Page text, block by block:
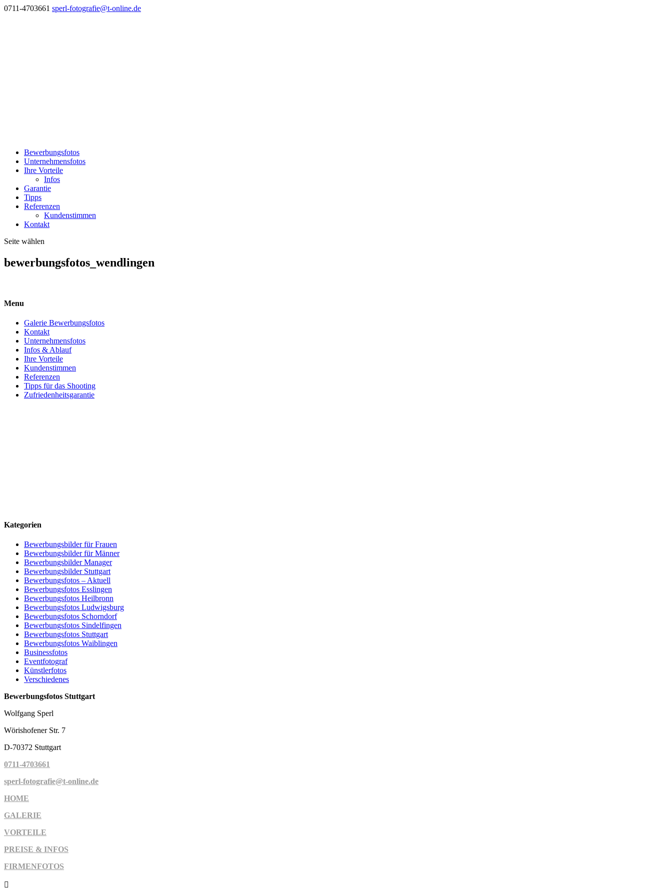
0711-4703661 sperl-fotografie@t-online.de
Bewerbungsfotos
Unternehmensfotos
Ihre Vorteile
Infos
Garantie
Tipps
Referenzen
Kundenstimmen
Kontakt
Seite wählen
bewerbungsfotos_wendlingen
Menu
Galerie Bewerbungsfotos
Kontakt
Unternehmensfotos
Infos & Ablauf
Ihre Vorteile
Kundenstimmen
Referenzen
Tipps für das Shooting
Zufriedenheitsgarantie
Kategorien
Bewerbungsbilder für Frauen
Bewerbungsbilder für Männer
Bewerbungsbilder Manager
Bewerbungsbilder Stuttgart
Bewerbungsfotos – Aktuell
Bewerbungsfotos Esslingen
Bewerbungsfotos Heilbronn
Bewerbungsfotos Ludwigsburg
Bewerbungsfotos Schorndorf
Bewerbungsfotos Sindelfingen
Bewerbungsfotos Stuttgart
Bewerbungsfotos Waiblingen
Businessfotos
Eventfotograf
Künstlerfotos
Verschiedenes
Bewerbungsfotos Stuttgart
Wolfgang Sperl
Wörishofener Str. 7
D-70372 Stuttgart
0711-4703661
sperl-fotografie@t-online.de
HOME
GALERIE
VORTEILE
PREISE & INFOS
FIRMENFOTOS
